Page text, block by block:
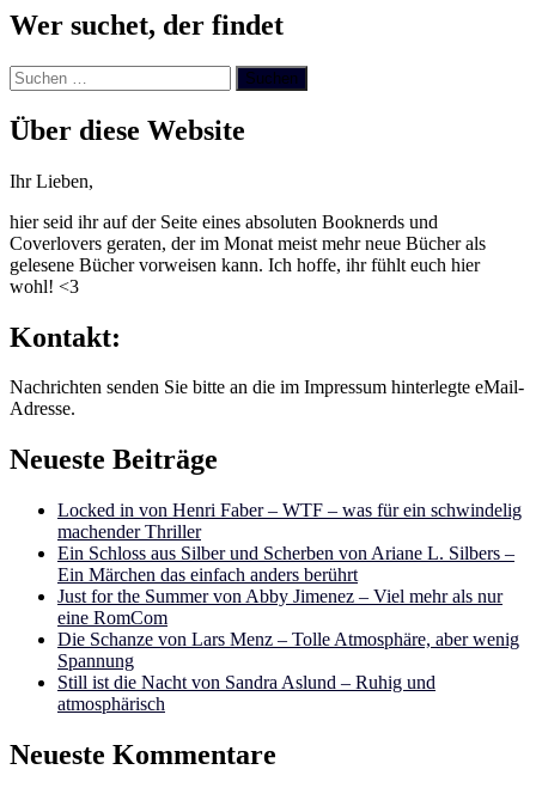
Wer suchet, der findet
Suchen
nach:
Über diese Website
Ihr Lieben,
hier seid ihr auf der Seite eines absoluten Booknerds und
Coverlovers geraten, der im Monat meist mehr neue Bücher als
gelesene Bücher vorweisen kann. Ich hoffe, ihr fühlt euch hier
wohl! <3
Kontakt:
Nachrichten senden Sie bitte an die im Impressum hinterlegte eMail-
Adresse.
Neueste Beiträge
Locked in von Henri Faber – WTF – was für ein schwindelig
machender Thriller
Ein Schloss aus Silber und Scherben von Ariane L. Silbers –
Ein Märchen das einfach anders berührt
Just for the Summer von Abby Jimenez – Viel mehr als nur
eine RomCom
Die Schanze von Lars Menz – Tolle Atmosphäre, aber wenig
Spannung
Still ist die Nacht von Sandra Aslund – Ruhig und
atmosphärisch
Neueste Kommentare